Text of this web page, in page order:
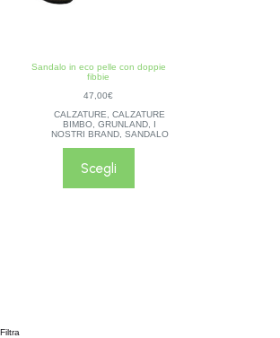
Sandalo in eco pelle con doppie
fibbie
47,00€
CALZATURE
,CALZATURE
BIMBO ,GRUNLAND
I
NOSTRI BRAND, SANDALO
Scegli
Filtra